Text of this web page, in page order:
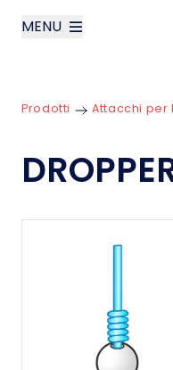
MENU
Prodotti
Prodotti Attacchi per